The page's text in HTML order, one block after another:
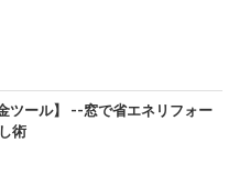
ツール】 --窓で省エネリフォー
術